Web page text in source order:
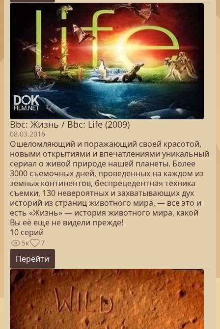
Bbc: Жизнь / Bbc: Life (2009)
08.03.2016
Ошеломляющий и поражающий своей красотой,
новыми открытиями и впечатлениями уникальный
сериал о живой природе нашей планеты. Более
3000 съемочных дней, проведенных на каждом из
земных континентов, беспрецедентная техника
съемки, 130 невероятных и захватывающих дух
историй из страниц животного мира, — все это и
есть «Жизнь» — история животного мира, какой
Вы её еще не видели прежде!
10 серий
5к 7
Перейти